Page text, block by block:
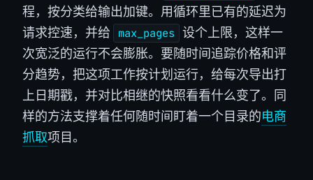
程，按分类给输出加键。用循环里已有的延迟为
请求控速，并给
max_pages 设个上限，这样一
次宽泛的运行不会膨胀。要随时间追踪价格和评
分趋势，把这项工作按计划运行，给每次导出打
上日期戳，并对比相继的快照看看什么变了。同
样的方法支撑着任何随时间盯着一个目录的电商
抓取项目。